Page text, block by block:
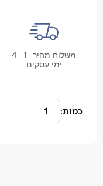
משלוח מהיר 1- 4
איכות